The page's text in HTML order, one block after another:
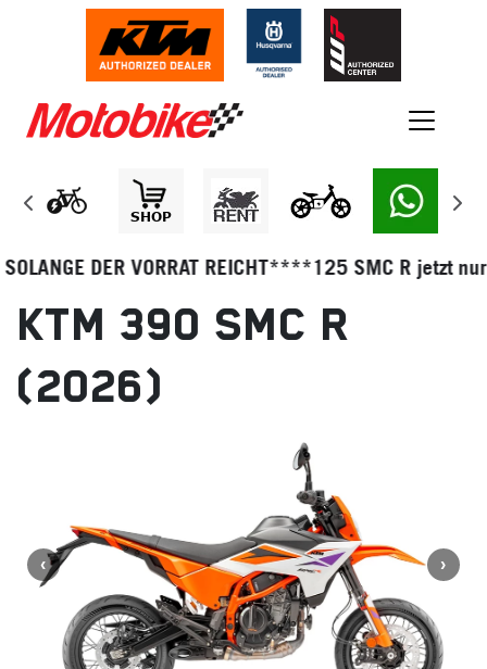
DER VORRAT REICHT****125 SMC R jetzt
KTM 390 SMC R
(2026)